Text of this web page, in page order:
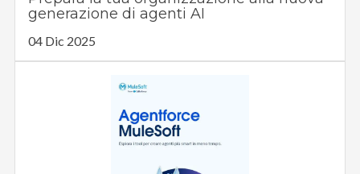
generazione di agenti AI
04 Dic 2025